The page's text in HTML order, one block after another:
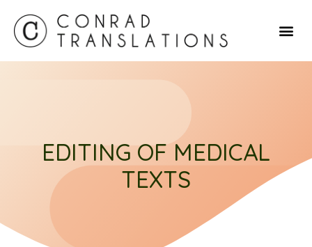
EDITING OF MEDICAL
TEXTS